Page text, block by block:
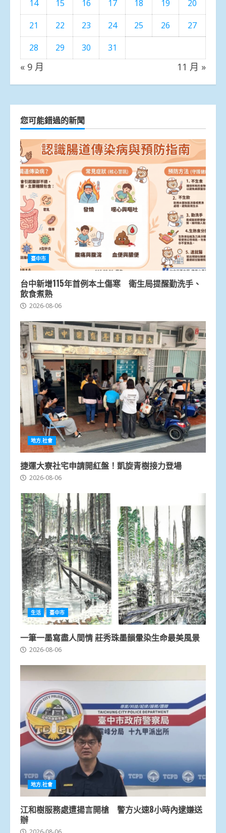
14 15 16 17 18 19
20
21
22 23 24 25 26
27
28
29 30 31
« 9 月 11 月 »
您可能錯過的新聞
臺中市
台中新增115年首例本土傷寒 衛生局提醒勤洗手、
飲食煮熟
2026-08-06
地方.社會
捷運大寮社宅申請開紅盤！凱旋青樹接力登場
2026-08-06
生活 臺中市
一筆一墨寫盡人間情 莊秀珠墨韻暈染生命最美風景
2026-08-06
地方.社會
江和樹服務處遭揚言開槍 警方火速8小時內逮嫌送
辦